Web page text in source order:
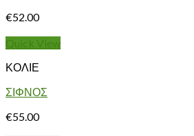
€52.00
Quick View
ΚΟΛΙΕ
ΣΙΦΝΟΣ
€55.00